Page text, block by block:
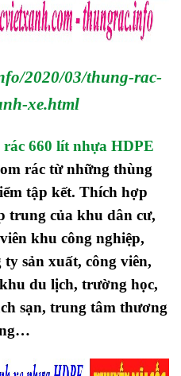
2020/03/thung-rac-
xe.html
660 lít nhựa HDPE
rác từ những thùng
tập kết. Thích hợp
trung của khu dân cư,
khu công nghiệp,
sản xuất, công viên,
du lịch, trường học,
sạn, trung tâm thương